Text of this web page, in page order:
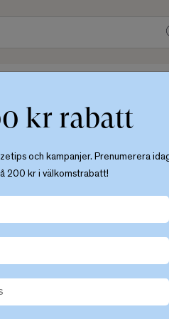
Sömn
För vissa yrken blir det
inverkan på
lika viktigt för alla. Sömn
sällan om sömn mellan
Lyssna på hur några
kr rabatt
och kampanjer. Prenumerera
200 kr i välkomstrabatt!